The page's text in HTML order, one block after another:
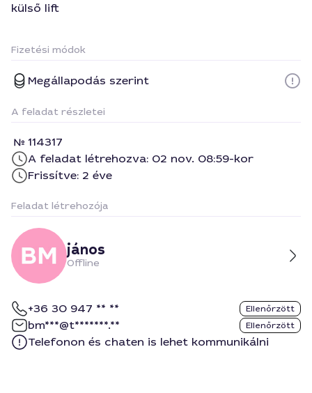
külső lift
Fizetési módok
Megállapodás szerint
A feladat részletei
114317
A feladat létrehozva: 02 nov. 08:59-kor
Frissítve: 2 éve
Feladat létrehozója
jános
Offline
+36 30 947 ** ** Ellenőrzött
bm***@t*******.** Ellenőrzött
Telefonon és chaten is lehet kommunikálni